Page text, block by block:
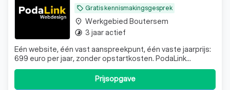
local_offer Gratis kennismakingsgesprek
Eén website, één vast aanspreekpunt, één vaste jaarprijs:
699 euro per jaar, zonder opstartkosten. PodaLink
Webdesign bouwt en onderhoudt je website. Bouw,
domeinnaam, hosting, zakelijke mail, onderhoud, support
en onbeperkt wijzigingen zitten samen in die ene
Prijsopgave
place Werkgebied Boutersem
timelapse 3 jaar actief